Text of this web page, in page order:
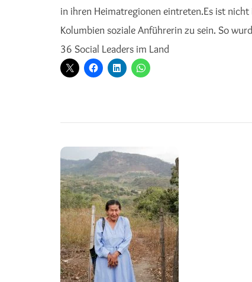
in ihren Heimatregionen eintreten.Es ist
Kolumbien soziale Anführerin zu sein. So
36 Social Leaders im Land